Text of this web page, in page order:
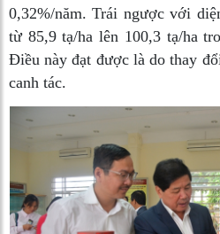
0,32%/năm. Trái ngược với
từ 85,9 tạ/ha lên 100,3 tạ/ha
Điều này đạt được là do thay
canh tác.